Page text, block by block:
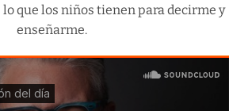
que los niños tienen para decirme y
enseñarme.